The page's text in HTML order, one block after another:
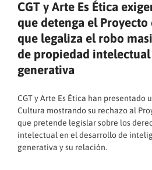
CGT y Arte Es Ética
que detenga el Proyecto
que legaliza el robo
de propiedad
generativa
CGT y Arte Es Ética han presentado
Cultura mostrando su rechazo al
que pretende legislar sobre los
intelectual en el desarrollo de
generativa y su relación.